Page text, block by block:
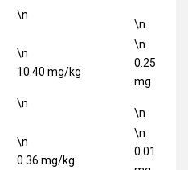
\n
\n
\n
10.40 mg/kg
\n
\n
0.25
mg
\n
\n
0.36 mg/kg
\n
0.01